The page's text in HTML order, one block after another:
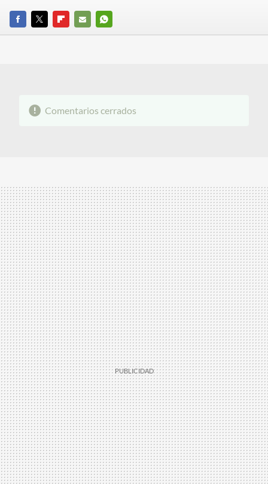
FACEBOOK
TWITTERFLIPBOARD
E-
WHATSAPP
Comentarios cerrados